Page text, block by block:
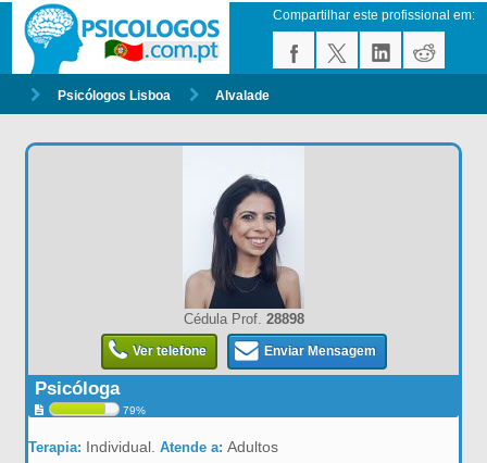
Compartilhar este profissional em:
Psicólogos Lisboa Alvalade
Cédula Prof. 28898
Ver telefone Enviar Mensagem
Psicóloga
79%
Terapia: Individual.Atende a:Adultos